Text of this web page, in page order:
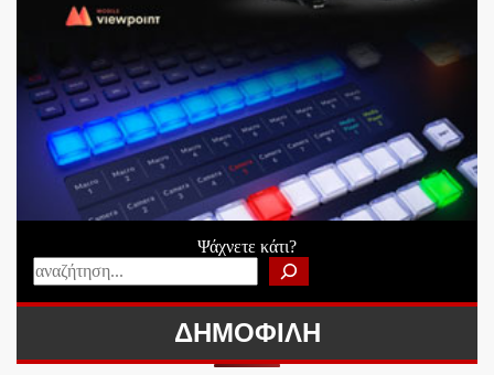
Ψάχνετε κάτι?
ΔΗΜΟΦΙΛΗ